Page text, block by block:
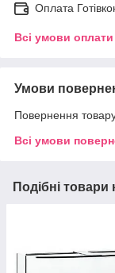
Оплата
Всі умови оплати
Умови
Повернення
Всі умови
Подібні товари